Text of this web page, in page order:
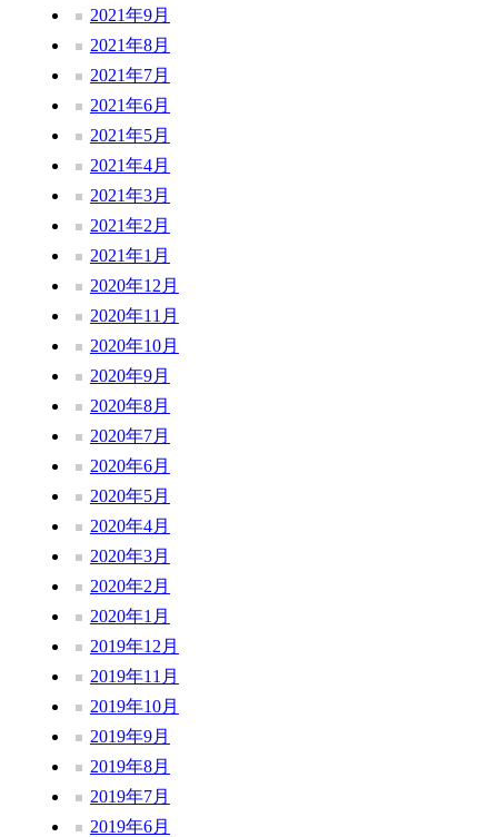
2021年9月
2021年8月
2021年7月
2021年6月
2021年5月
2021年4月
2021年3月
2021年2月
2021年1月
2020年12月
2020年11月
2020年10月
2020年9月
2020年8月
2020年7月
2020年6月
2020年5月
2020年4月
2020年3月
2020年2月
2020年1月
2019年12月
2019年11月
2019年10月
2019年9月
2019年8月
2019年7月
2019年6月